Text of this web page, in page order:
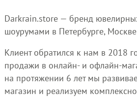
Darkrain.store — бренд
шоурумами в Петербурге,
Клиент обратился к нам в 2018
продажи в онлайн- и офлайн-
на протяжении 6 лет мы
магазин и реализуем